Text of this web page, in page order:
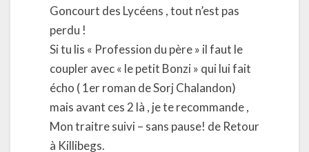
Goncourt des Lycéens , tout n’est pas
perdu !
Si tu lis « Profession du père » il faut le
coupler avec « le petit Bonzi » qui lui fait
écho ( 1er roman de Sorj Chalandon)
mais avant ces 2 là , je te recommande ,
Mon traitre suivi – sans pause! de Retour
à Killibegs.